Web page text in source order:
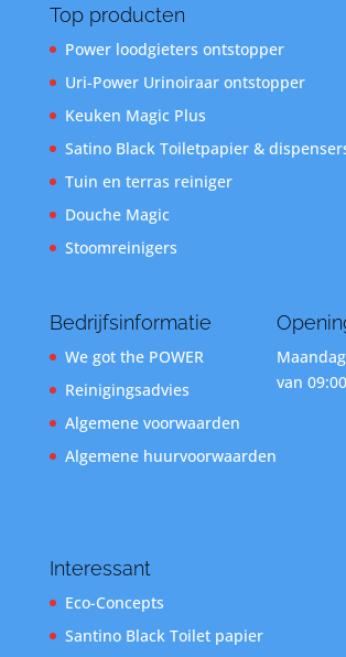
Top producten
Power loodgieters ontstopper
Uri-Power Urinoiraar ontstopper
Keuken Magic Plus
Satino Black Toiletpapier &
Tuin en terras reiniger
Douche Magic
Stoomreinigers
Bedrijfsinformatie
We got the POWER
Reinigingsadvies
Algemene voorwaarden
Algemene huurvoorwaarden
van
Interessant
Eco-Concepts
Santino Black Toilet papier